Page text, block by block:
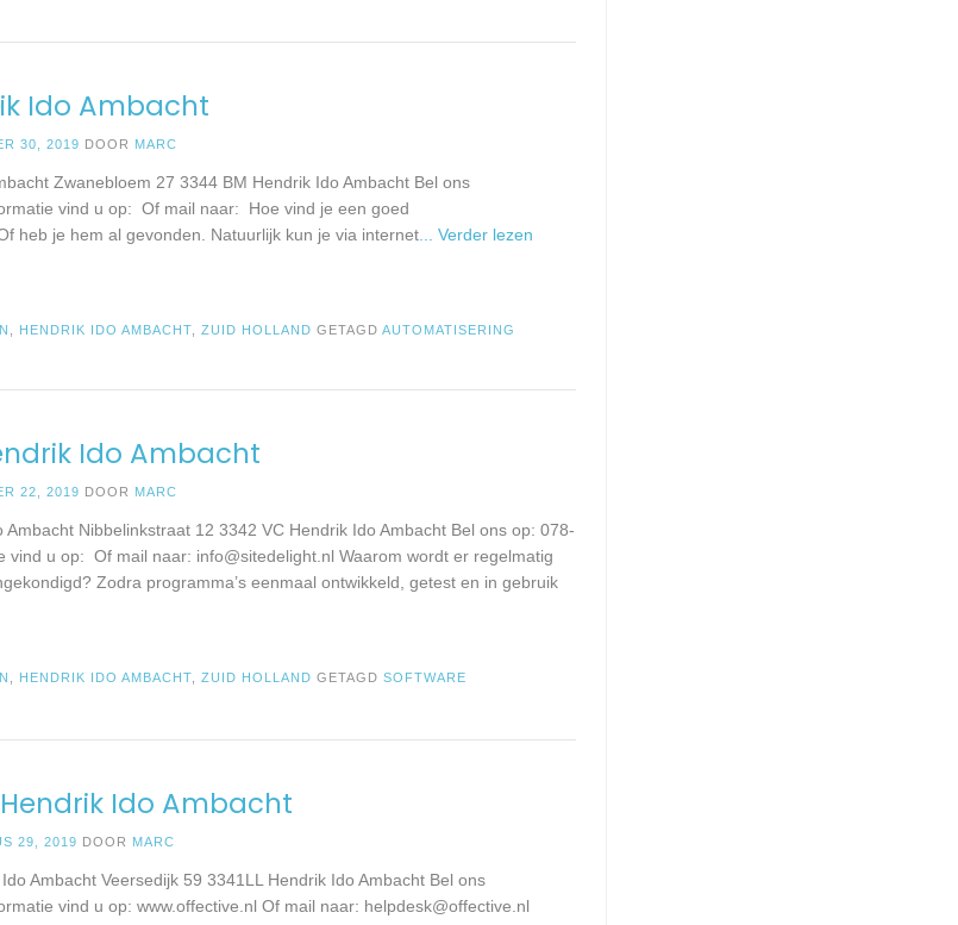
Ido Ambacht
30, 2019 DOOR MARC
Zwanebloem 27 3344 BM Hendrik Ido Ambacht Bel ons
vind u op: Of mail naar: Hoe vind je een goed
heb je hem al gevonden. Natuurlijk kun je via internet ... Verder lezen
HENDRIK IDO AMBACHT ,ZUID HOLLAND GETAGDAUTOMATISERING
Ido Ambacht
22, 2019 DOOR MARC
Ambacht Nibbelinkstraat 12 3342 VC Hendrik Ido Ambacht Bel ons op: 078-
vind u op: Of mail naar: info@sitedelight.nl Waarom wordt er regelmatig
Zodra programma’s eenmaal ontwikkeld, getest en in gebruik
HENDRIK IDO AMBACHT ,ZUID HOLLAND GETAGDSOFTWARE
Ido Ambacht
29, 2019 DOOR MARC
Ambacht Veersedijk 59 3341LL Hendrik Ido Ambacht Bel ons
vind u op: www.offective.nl Of mail naar: helpdesk@offective.nl